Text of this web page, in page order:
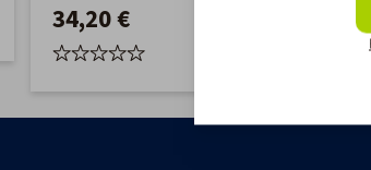
34,20 €